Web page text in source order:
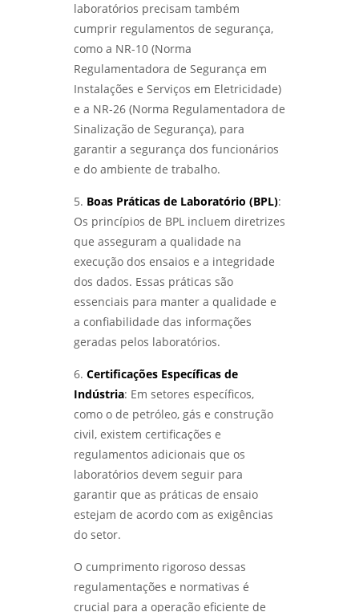
laboratórios precisam também
cumprir regulamentos de segurança,
como a NR-10 (Norma
Regulamentadora de Segurança em
Instalações e Serviços em Eletricidade)
e a NR-26 (Norma Regulamentadora de
Sinalização de Segurança), para
garantir a segurança dos funcionários
e do ambiente de trabalho.
5. Boas Práticas de Laboratório (BPL):
Os princípios de BPL incluem diretrizes
que asseguram a qualidade na
execução dos ensaios e a integridade
dos dados. Essas práticas são
essenciais para manter a qualidade e
a confiabilidade das informações
geradas pelos laboratórios.
6. Certificações Específicas de
Indústria: Em setores específicos,
como o de petróleo, gás e construção
civil, existem certificações e
regulamentos adicionais que os
laboratórios devem seguir para
garantir que as práticas de ensaio
estejam de acordo com as exigências
do setor.
O cumprimento rigoroso dessas
regulamentações e normativas é
crucial para a operação eficiente de